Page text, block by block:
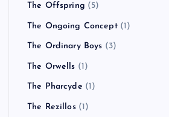
The Offspring (5)
The Ongoing Concept(1)
The Ordinary Boys (3)
The Orwells (1)
The Pharcyde (1)
The Rezillos(1)